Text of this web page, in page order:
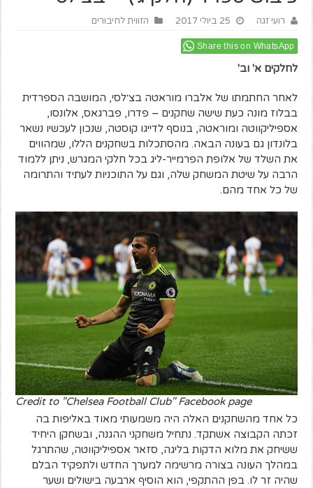
רועי זגה 25 ביולי 2017 הזווית לחיבורים
Share this on WhatsApp
לחלקים א' וב'
לאחר החתמתו של אלברו מוראטה בצ׳לסי, המושבה הספרדית
בבלוז מונה כעת שישה שחקנים – פדרו, פברגאס, אלונסו,
אספיליקווטה ומוראטה, בנוסף לדייגו קוסטה, שנכון לעכשיו נשאר
בלונדון גם בעונה הבאה. מהסתכלות בשחקנים הללו, שמהווים
את השלד של אלופת הפרמייר-ליג בכל חלקי המגרש, ניתן ללמוד
הרבה על שיטת המשחק שלה, וגם על התוכניות לעתיד והתרומה
של כל אחד מהם.
Credit to "Chelsea Football Club" Facebook page
כל אחד מהשחקנים האלה היה משמעותי מאוד באליפות בה
זכתה הקבוצה אשתקד. נתחיל משחקני ההגנה, ובשחקן היחיד
ששיחק את מלוא הדקות בליגה, סזאר אספיליקווטה, שהתרגל
במהלך העונה בצורה מרשימה למערך החדש ולתפקיד הבלם
שהיה זר לו. בפן ההתקפי, הוא הוסיף ארבעה בישולים ושער